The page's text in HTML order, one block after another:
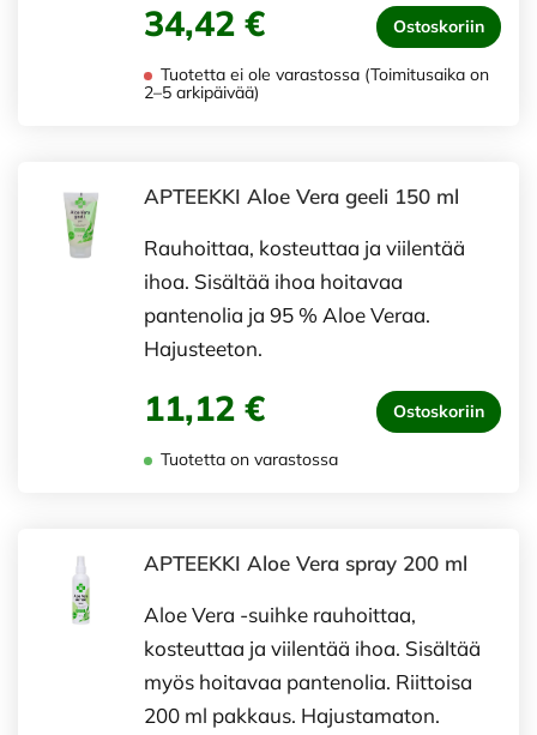
34,42 € Ostoskoriin
Tuotetta ei ole varastossa (Toimitusaika on
2–5 arkipäivää)
APTEEKKI Aloe Vera geeli 150 ml
Rauhoittaa, kosteuttaa ja viilentää
ihoa. Sisältää ihoa hoitavaa
pantenolia ja 95 % Aloe Veraa.
Hajusteeton.
11,12 € Ostoskoriin
Tuotetta on varastossa
APTEEKKI Aloe Vera spray 200 ml
Aloe Vera -suihke rauhoittaa,
kosteuttaa ja viilentää ihoa. Sisältää
myös hoitavaa pantenolia. Riittoisa
200 ml pakkaus. Hajustamaton.